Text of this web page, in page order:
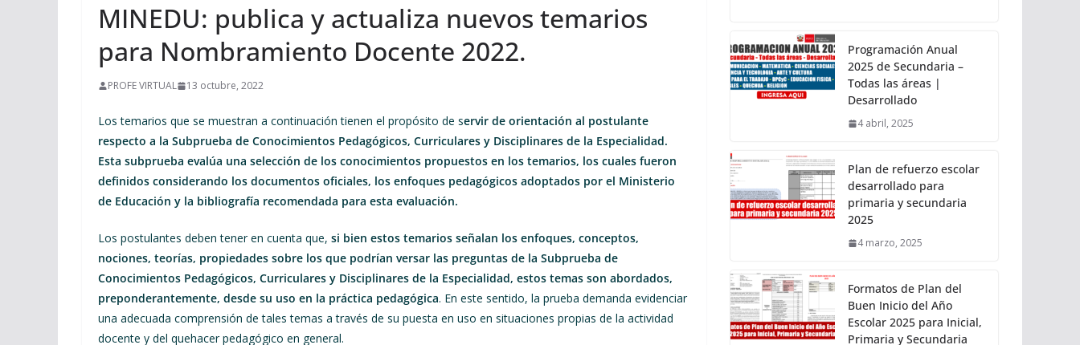
MINEDU: publica y actualiza nuevos temarios
para Nombramiento Docente 2022.
PROFE VIRTUAL 13 octubre, 2022
Los temarios que se muestran a continuación tienen el propósito de servir de orientación al postulante
respecto a la Subprueba de Conocimientos Pedagógicos, Curriculares y Disciplinares de la Especialidad.
Esta subprueba evalúa una selección de los conocimientos propuestos en los temarios, los cuales fueron
definidos considerando los documentos oficiales, los enfoques pedagógicos adoptados por el Ministerio
de Educación y la bibliografía recomendada para esta evaluación.
Los postulantes deben tener en cuenta que, si bien estos temarios señalan los enfoques, conceptos,
nociones, teorías, propiedades sobre los que podrían versar las preguntas de la Subprueba de
Conocimientos Pedagógicos, Curriculares y Disciplinares de la Especialidad, estos temas son abordados,
preponderantemente, desde su uso en la práctica pedagógica. En este sentido, la prueba demanda evidenciar
una adecuada comprensión de tales temas a través de su puesta en uso en situaciones propias de la actividad
docente y del quehacer pedagógico en general.
Programación Anual
2025 de Secundaria –
Todas las áreas |
Desarrollado
4 abril, 2025
Plan de refuerzo escolar
desarrollado para
primaria y secundaria
2025
4 marzo, 2025
Formatos de Plan del
Buen Inicio del Año
Escolar 2025 para Inicial,
Primaria y Secundaria